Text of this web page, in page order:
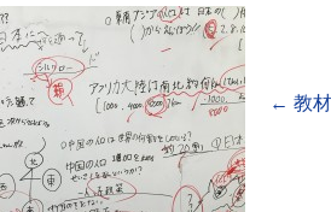
← 教